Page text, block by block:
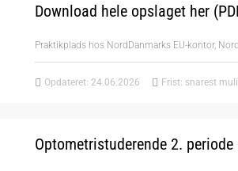
Download hele opslaget her
Praktikplads hos NordDanmarks EU-kontor,
Opdateret: 24.06.2026 Frist: snarest
Optometristuderende 2. periode